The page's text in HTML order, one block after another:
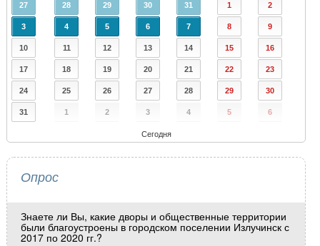
27 28 29 30 31 1 2
3 4 5 6 7 8 9
10 11 12 13 14 15 16
17 18 19 20 21 22 23
24 25 26 27 28 29 30
31 1 2 3 4 5 6
Сегодня
Опрос
Знаете ли Вы, какие дворы и общественные территории
были благоустроены в городском поселении Излучинск с
2017 по 2020 гг.?